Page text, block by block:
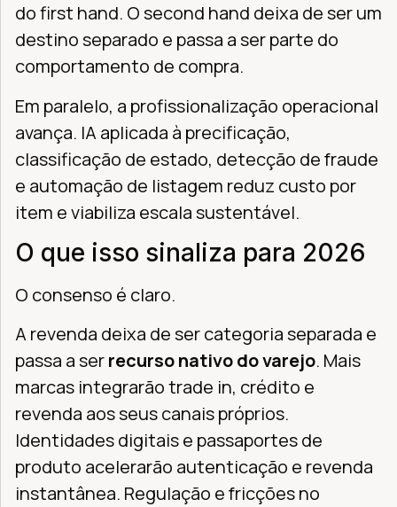
do first hand. O second hand deixa de ser um
destino separado e passa a ser parte do
comportamento de compra.
Em paralelo, a profissionalização operacional
avança. IA aplicada à precificação,
classificação de estado, detecção de fraude
e automação de listagem reduz custo por
item e viabiliza escala sustentável.
O que isso sinaliza para 2026
O consenso é claro.
A revenda deixa de ser categoria separada e
passa a serrecurso nativo do varejo. Mais
marcas integrarão trade in, crédito e
revenda aos seus canais próprios.
Identidades digitais e passaportes de
produto acelerarão autenticação e revenda
instantânea. Regulação e fricções no